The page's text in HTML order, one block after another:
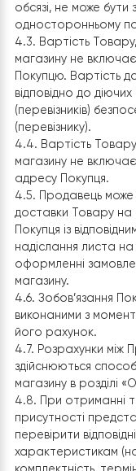
надавати доступ
третім особам без
Покупця з метою
прав Покупця, як
до Закону
відомий і
4. Ціна і Доставка
4.1 Ціни на
самостійно та
ціни на Товари та
урахуванням ПДВ.
4.2 Ціни на Товари
Продавцем в
кон’юнктури
Товару, вартість
обсязі, не може
односторонньому
4.3. Вартість
магазину не
Покупцю.
відповідно до
(перевізників)
(перевізнику).
4.4. Вартість
магазину не